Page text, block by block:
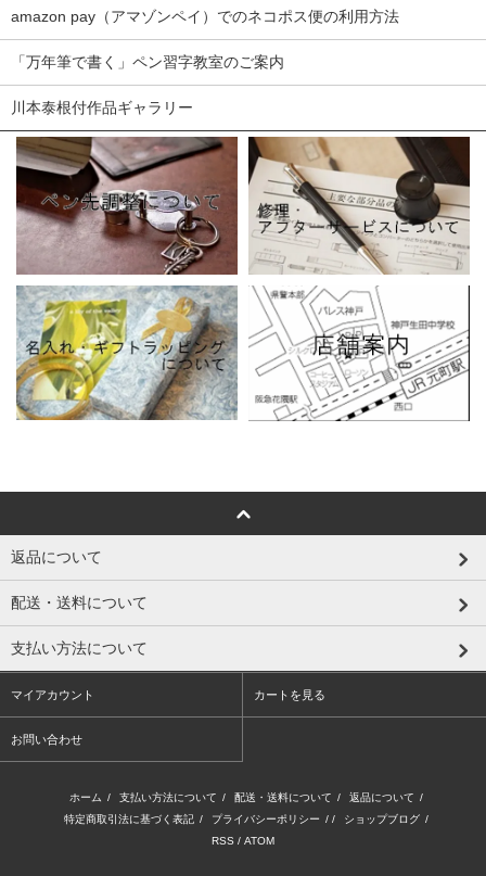
amazon pay（アマゾンペイ）でのネコポス便の利用方法
「万年筆で書く」ペン習字教室のご案内
川本泰根付作品ギャラリー
返品について
配送・送料について
支払い方法について
マイアカウント カートを見る
お問い合わせ
ホーム / 支払い方法について / 配送・送料について / 返品について /
特定商取引法に基づく表記 / プライバシーポリシー / / ショップブログ /
RSS / ATOM